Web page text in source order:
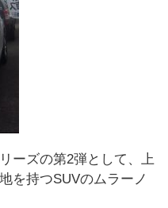
ーズの第2弾として、上
を持つSUVのムラーノ